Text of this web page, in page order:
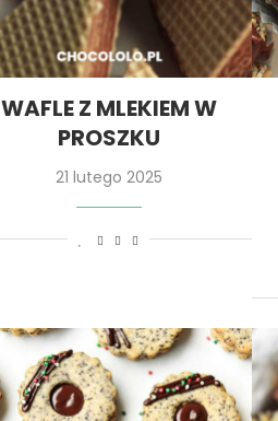
WAFLE Z MLEKIEM W
PROSZKU
21 lutego 2025